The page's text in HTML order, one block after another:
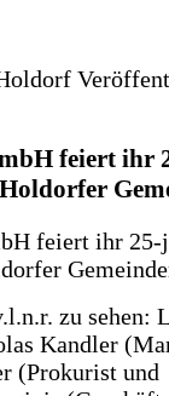
feiert ihr
zu sehen:
Kandler
(Prokurist und